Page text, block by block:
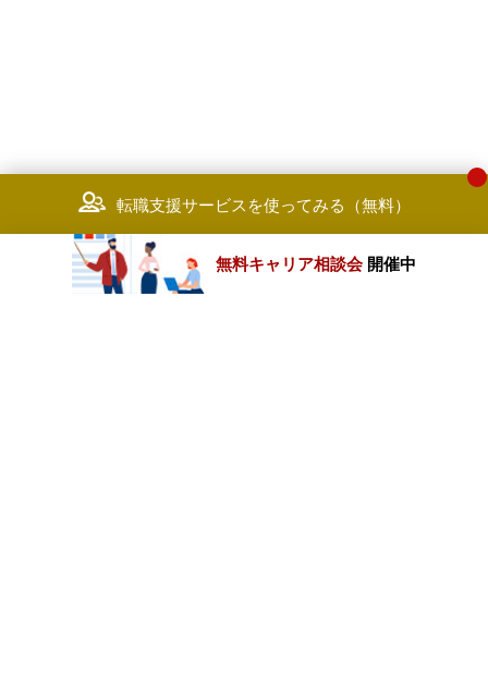
転職支援サービスを使ってみる（無料）
無料キャリア相談会 開催中